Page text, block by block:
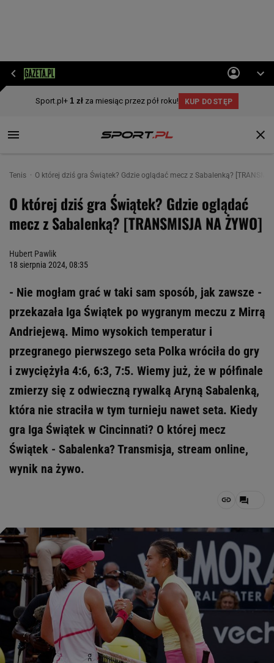
Tenis O której dziś gra Świątek? Gdzie oglądać mecz z Sabalenką?
O której dziś gra Świątek? Gdzie oglądać
mecz z Sabalenką? [TRANSMISJA NA ŻYWO]
Hubert Pawlik
18 sierpnia 2024, 08:35
- Nie mogłam grać w taki sam sposób, jak zawsze -
przekazała Iga Świątek po wygranym meczu z Mirrą
Andriejewą. Mimo wysokich temperatur i
przegranego pierwszego seta Polka wróciła do gry
i zwyciężyła 4:6, 6:3, 7:5. Wiemy już, że w półfinale
zmierzy się z odwieczną rywalką Aryną Sabalenką,
która nie straciła w tym turnieju nawet seta. Kiedy
gra Iga Świątek w Cincinnati? O której mecz
Świątek - Sabalenka? Transmisja, stream online,
wynik na żywo.